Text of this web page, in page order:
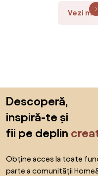
Vezi
Descoperă,
inspiră-te și
fii pe deplin
Obține acces la toate
parte a comunității